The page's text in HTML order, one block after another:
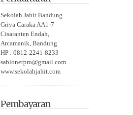
Sekolah Jahit Bandung
Griya Caraka AA1-7
Cisaranten Endah,
Arcamanik, Bandung
HP : 0812-2241-8233
sablonerpro@gmail.com
www.sekolahjahit.com
Pembayaran